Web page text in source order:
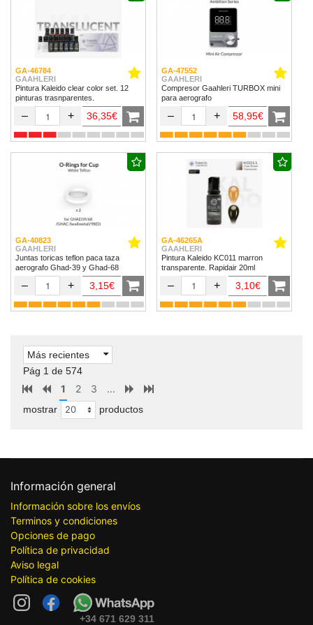
GA-46784
GAAHLERI
Pintura Kaleido clear color set. 12
pinturas trasnparentes.
– + 36,35€
GA-47552
GAAHLERI
Compresor Gaahleri TURBOX mini
para aerografo
– + 58,95€
GA-40823
GAAHLERI
Juntas toricas teflon paca taza
aerografo Ghad-39 y Ghad-68
– + 3,15€
GA-46265A
GAAHLERI
Pintura Kaleido KC011 marron
transparente. Rapidair 20ml
– + 3,10€
Más recientes
Pág 1 de 574
1 2 3 ...
mostrar productos
Información general
Información sobre los envíos
Terminos y condiciones
Opciones de pago
Política de privacidad
Aviso legal
Política de cookies
+34 671 629 311